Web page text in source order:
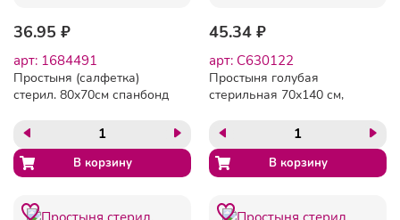
36.95 ₽
арт: 1684491
Простыня (салфетка)
стерил. 80x70см спанбонд
45.34 ₽
арт: C630122
Простыня голубая
стерильная 70х140 см,